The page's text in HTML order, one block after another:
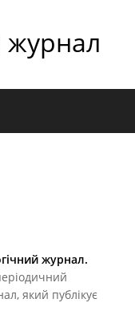
журнал
журнал.
який публікує